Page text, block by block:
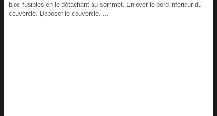
bloc-fusibles en le détachant au sommet. Enlever le bord inférieur du
couvercle. Déposer le couvercle. ...